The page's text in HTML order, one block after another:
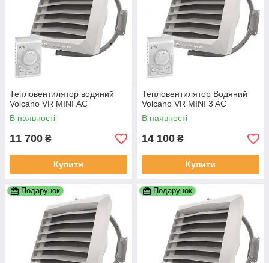
Тепловентилятор водяний
Volcano VR MINI АС
В наявності
11 700 ₴
Купити
Тепловентилятор Водяний
Volcano VR MINI 3 AC
В наявності
14 100 ₴
Купити
Подарунок Подарунок